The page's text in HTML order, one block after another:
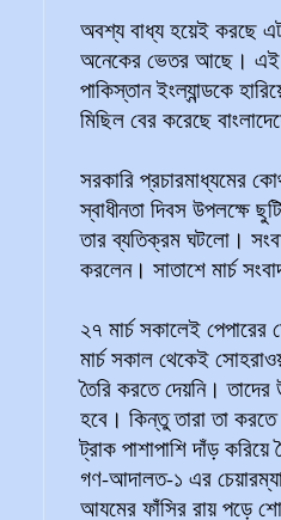
অবশ্য বাধ্য হয়েই করছে
অনেকের ভেতর আছে। এই
পাকিস্তান ইংল্যান্ডকে
মিছিল বের করেছে
সরকারি প্রচারমাধ্যমের
স্বাধীনতা দিবস উপলক্ষে
তার ব্যতিক্রম ঘটলো।
করলেন। সাতাশে মার্চ
২৭ মার্চ সকালেই
মার্চ সকাল থেকেই
তৈরি করতে দেয়নি।
হবে। কিন্তু তারা তা করতে
ট্রাক পাশাপাশি দাঁড়
গণ-আদালত-১ এর
আযমের ফাঁসির রায় পড়ে